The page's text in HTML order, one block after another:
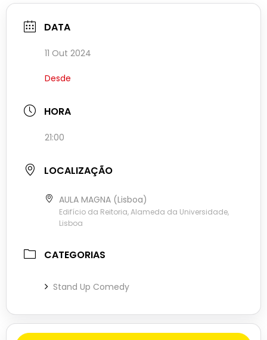
DATA
11 Out 2024
Desde
HORA
21:00
LOCALIZAÇÃO
AULA MAGNA (Lisboa)
Edifício da Reitoria, Alameda da Universidade,
Lisboa
CATEGORIAS
Stand Up Comedy